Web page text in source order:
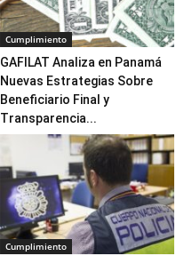
Cumplimiento
GAFILAT Analiza en Panamá
Nuevas Estrategias Sobre
Beneficiario Final y
Transparencia...
Cumplimiento